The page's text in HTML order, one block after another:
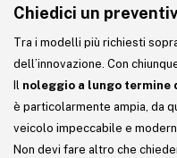
Chiedici un
Tra i modelli più richiesti
dell’innovazione. Con
Il noleggio a lungo termine
è particolarmente ampia, da
veicolo impeccabile e
Non devi fare altro che